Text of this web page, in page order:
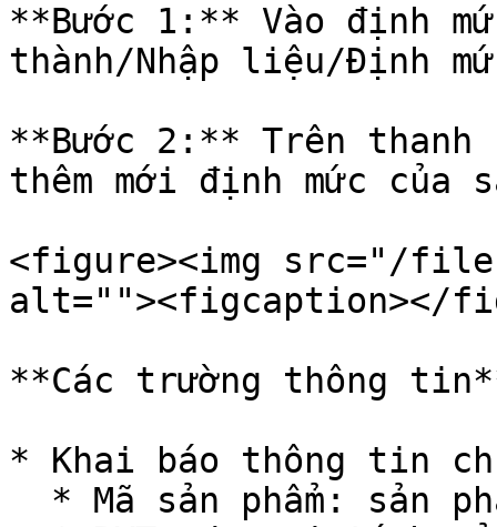
**Bước 1:** Vào định
thành/Nhập liệu/Định
**Bước 2:** Trên thanh
thêm mới định mức của
<figure><img src="/files/
alt=""><figcaption></
**Các trường thông
* Khai báo thông tin